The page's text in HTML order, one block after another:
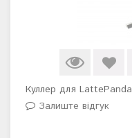
Куллер для LattePanda
Залиште відгук